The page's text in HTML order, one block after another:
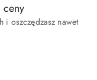
i oszczędzasz nawet